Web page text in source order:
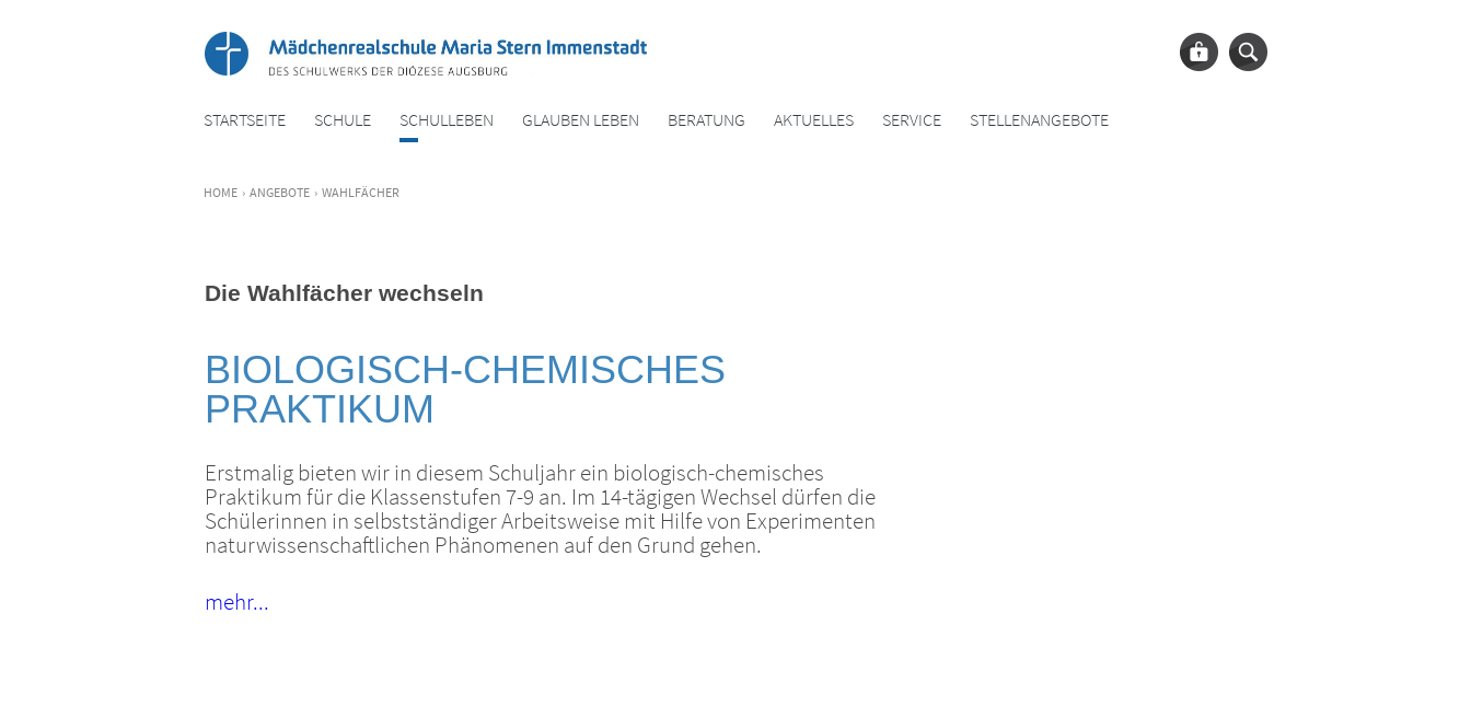
STARTSEITE SCHULE SCHULLEBEN GLAUBEN LEBEN BERATUNG AKTUELLES SERVICE STELLENANGEBOTE
HOME › ANGEBOTE › WAHLFÄCHER
Die Wahlfächer wechseln
BIOLOGISCH-CHEMISCHES
PRAKTIKUM
Erstmalig bieten wir in diesem Schuljahr ein biologisch-chemisches
Praktikum für die Klassenstufen 7-9 an. Im 14-tägigen Wechsel dürfen die
Schülerinnen in selbstständiger Arbeitsweise mit Hilfe von Experimenten
naturwissenschaftlichen Phänomenen auf den Grund gehen.
mehr...